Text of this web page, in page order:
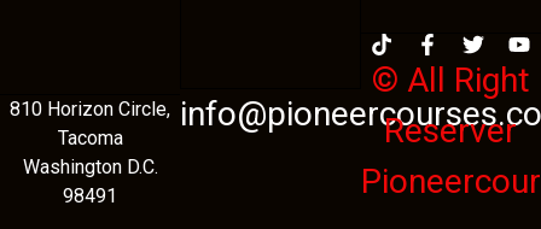
810 Horizon Circle,
Tacoma
Washington D.C.
98491
© All Right
Reserver